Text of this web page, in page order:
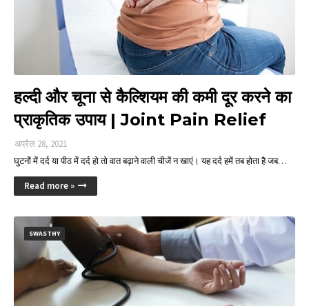
हल्दी और चूना से कैल्शियम की कमी दूर करने का
प्राकृतिक उपाय | Joint Pain Relief
अप्रैल 28, 2021
घुटनों में दर्द या पीठ में दर्द हो तो वात बढ़ाने वाली चीजें न खाएं। यह दर्द हमें तब होता है जब…
Read more »
SWASTHY